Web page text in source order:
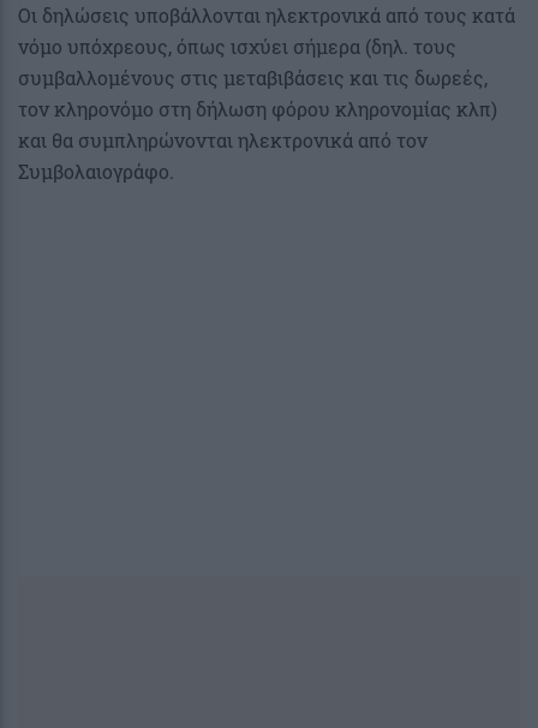
Οι δηλώσεις υποβάλλονται ηλεκτρονικά από τους κατά
νόμο υπόχρεους, όπως ισχύει σήμερα (δηλ. τους
συμβαλλομένους στις μεταβιβάσεις και τις δωρεές,
τον κληρονόμο στη δήλωση φόρου κληρονομίας κλπ)
και θα συμπληρώνονται ηλεκτρονικά από τον
Συμβολαιογράφο.